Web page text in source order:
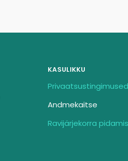
KASULIKKU
Privaatsustingimused
Andmekaitse
Ravijärjekorra